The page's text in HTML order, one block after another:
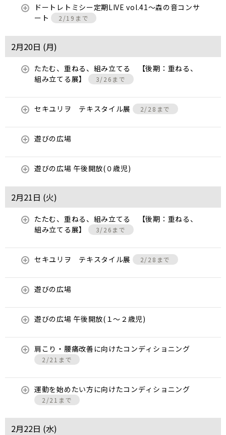
ドートレトミシー定期LIVE vol.41～森の音コンサ
ート
2/19まで
2月20日 (月)
たたむ、重ねる、組み立てる 【後期：重ねる、
組み立てる展】
3/26まで
セキユリヲ テキスタイル展 2/28まで
遊びの広場
遊びの広場 午後開放(０歳児)
2月21日 (火)
たたむ、重ねる、組み立てる 【後期：重ねる、
組み立てる展】
3/26まで
セキユリヲ テキスタイル展 2/28まで
遊びの広場
遊びの広場 午後開放(１～２歳児)
肩こり・腰痛改善に向けたコンディショニング
2/21まで
運動を始めたい方に向けたコンディショニング
2/21まで
2月22日 (水)